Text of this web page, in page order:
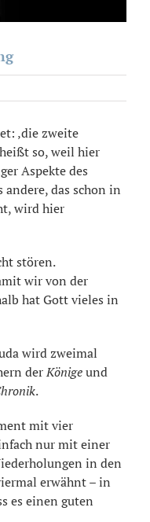
‚die zweite
heißt so, weil hier
Aspekte des
das schon in
wird hier
stören.
wir von der
hat Gott vieles in
wird zweimal
derKönigeund
.
mit vier
nur mit einer
in den
erwähnt – in
es einen guten